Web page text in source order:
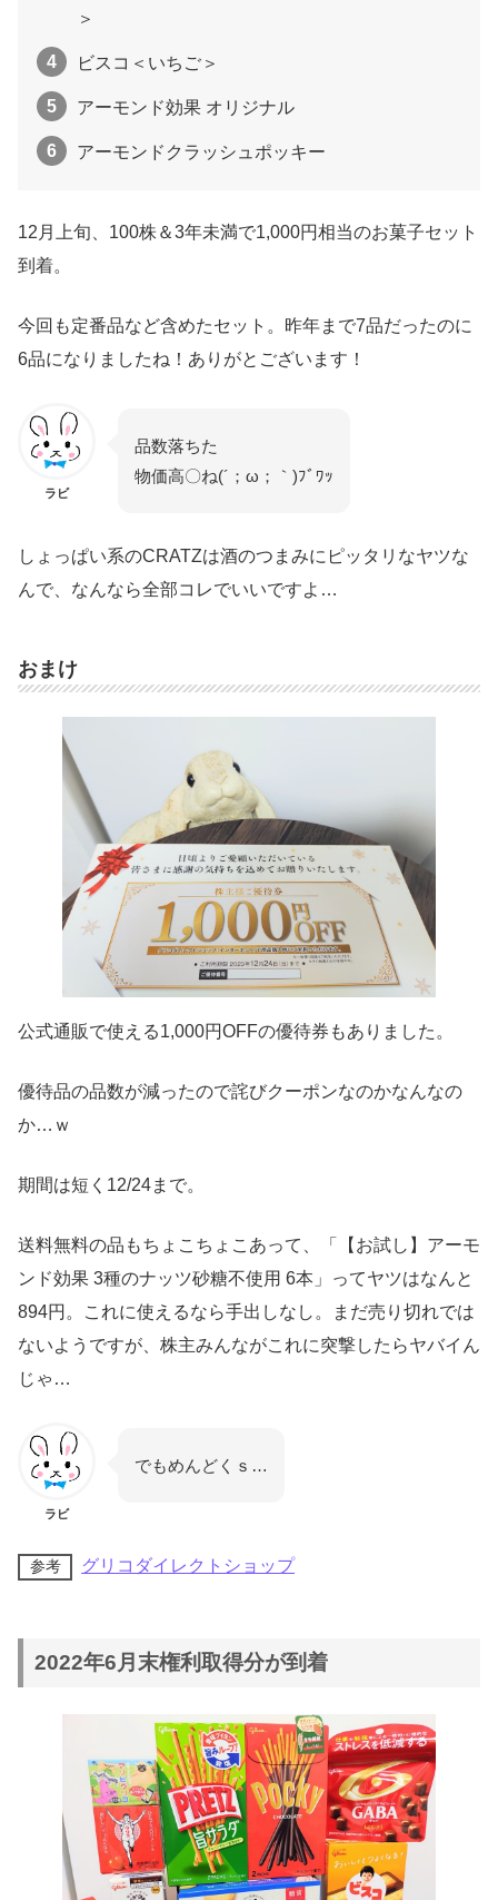
＞
ビスコ＜いちご＞
アーモンド効果 オリジナル
アーモンドクラッシュポッキー
12月上旬、100株＆3年未満で1,000円相当のお菓子セット
到着。
今回も定番品など含めたセット。昨年まで7品だったのに
6品になりましたね！ありがとございます！
ラビ
品数落ちた
物価高〇ね(´；ω；｀)ﾌﾞﾜｯ
しょっぱい系のCRATZは酒のつまみにピッタリなヤツな
んで、なんなら全部コレでいいですよ…
おまけ
公式通販で使える1,000円OFFの優待券もありました。
優待品の品数が減ったので詫びクーポンなのかなんなの
か…ｗ
期間は短く12/24まで。
送料無料の品もちょこちょこあって、「【お試し】アーモ
ンド効果 3種のナッツ砂糖不使用 6本」ってヤツはなんと
894円。これに使えるなら手出しなし。まだ売り切れでは
ないようですが、株主みんながこれに突撃したらヤバイん
じゃ…
ラビ
でもめんどくｓ…
参考 グリコダイレクトショップ
2022年6月末権利取得分が到着